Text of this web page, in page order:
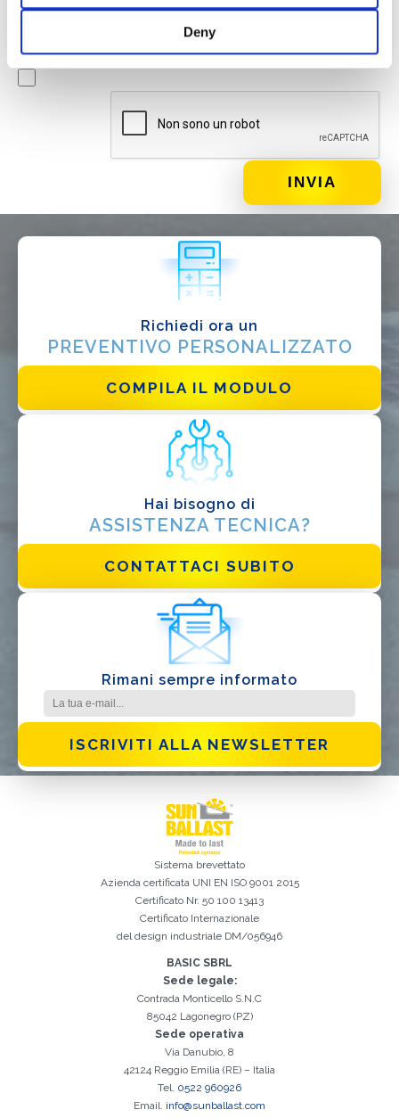
Deny
mediante l’invio di newsletter. In qualsiasi momento potrai
disiscriverti cliccando sull’apposito link situato a piè di
pagina della email.
Richiedi ora un
PREVENTIVO PERSONALIZZATO
COMPILA IL MODULO
Hai bisogno di
ASSISTENZA TECNICA?
CONTATTACI SUBITO
Rimani sempre informato
ISCRIVITI ALLA NEWSLETTER
Installatore
Progettista
EPC
Distributore
Altro
mail per procedere all'attivazione
Sistema brevettato
Azienda certificata UNI EN ISO 9001 2015
Certificato Nr. 50 100 13413
Certificato Internazionale
del design industriale DM/056946
BASIC SBRL
Sede legale:
Contrada Monticello S.N.C
85042 Lagonegro (PZ)
Sede operativa
Via Danubio, 8
42124 Reggio Emilia (RE) – Italia
Tel. 0522 960926
Email. info@sunballast.com